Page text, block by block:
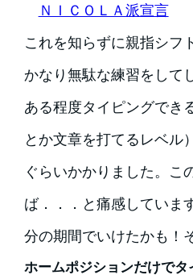
ＮＩＣＯＬＡ派宣言
これを知らずに親指シフ
かなり無駄な練習をして
ある程度タイピングでき
とか文章を打てるレベル
ぐらいかかりました。こ
ば．．．と痛感していま
分の期間でいけたかも！
ホームポジションだけで